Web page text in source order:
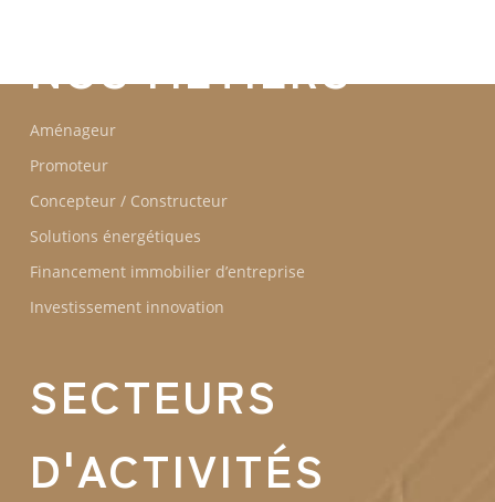
NOS MÉTIERS
Aménageur
Promoteur
Concepteur / Constructeur
Solutions énergétiques
Financement immobilier d’entreprise
Investissement innovation
SECTEURS
D'ACTIVITÉS